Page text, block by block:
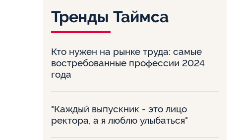
Тренды Таймса
Кто нужен на рынке труда: самые
востребованные профессии 2024
года
"Каждый выпускник - это лицо
ректора, а я люблю улыбаться"